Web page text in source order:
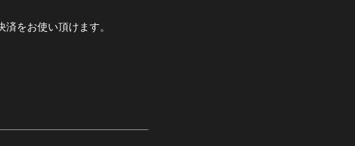
をお使い頂けます。